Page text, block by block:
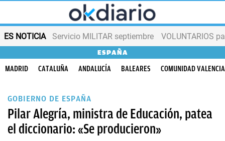
ES NOTICIA Servicio MILITAR septiembre VOLUNTARIOS
ESPAÑA
MADRID CATALUÑA ANDALUCÍA BALEARES COMUNIDAD
GOBIERNO DE ESPAÑA
Pilar Alegría, ministra de Educación, patea
el diccionario: «Se producieron»